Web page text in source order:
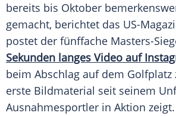
bereits bis Oktober
gemacht, berichtet das US-
postet der fünffache Masters-
Sekunden langes Video auf
beim Abschlag auf dem Golfplatz
erste Bildmaterial seit seinem
Ausnahmesportler in Aktion